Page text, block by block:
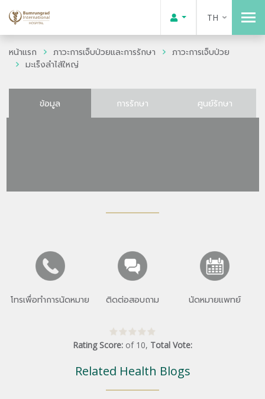
TH
หน้าแรก ภาวะการเจ็บป่วยและการรักษา
ภาวะการเจ็บป่วย
มะเร็งลำไส้ใหญ่
ข้อมูล การรักษา ศูนย์รักษา
โทรเพื่อทำการนัดหมาย ติดต่อสอบถาม นัดหมายแพทย์
Rating Score: of 10, Total Vote:
Related Health Blogs